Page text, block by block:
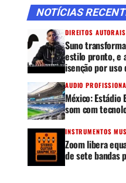
NOTÍCIAS
DIREITOS AUTORAIS
Suno
estilo pronto, e
isenção por uso
AUDIO
México: Estádio
som com
INSTRUMENTOS
Zoom libera
de sete bandas